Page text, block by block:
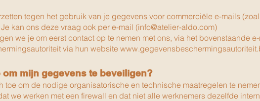
tegen het gebruik van je gegevens voor commerciële e-mails
kan ons deze vraag ook per e-mail (info@atelier-aldo.com)
we je om eerst contact op te nemen met ons, via het
via hun website
om mijn gegevens te beveiligen?
toe om de nodige organisatorische en technische maatregelen te
we werken met een firewall en dat niet alle werknemers dezelfde